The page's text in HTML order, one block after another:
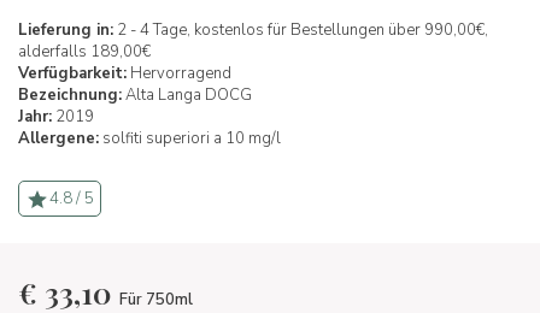
Lieferung in: 2 - 4 Tage, kostenlos für Bestellungen über 990,00€,
alderfalls 189,00€
Verfügbarkeit: Hervorragend
Bezeichnung:Alta Langa DOCG
Jahr: 2019
Allergene: solfiti superiori a 10 mg/l
4.8 / 5
€ 33,10 Für 750ml